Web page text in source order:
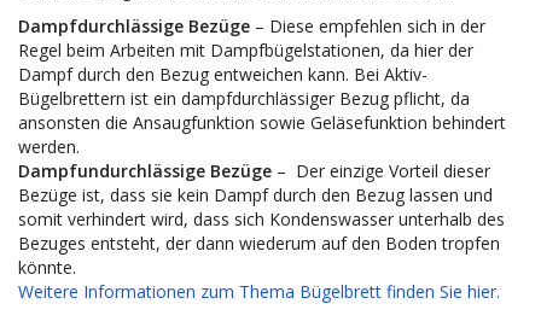
Dampfdurchlässige Bezüge – Diese empfehlen sich in der
Regel beim Arbeiten mit Dampfbügelstationen, da hier der
Dampf durch den Bezug entweichen kann. Bei Aktiv-
Bügelbrettern ist ein dampfdurchlässiger Bezug pflicht, da
ansonsten die Ansaugfunktion sowie Geläsefunktion behindert
werden.
Dampfundurchlässige Bezüge – Der einzige Vorteil dieser
Bezüge ist, dass sie kein Dampf durch den Bezug lassen und
somit verhindert wird, dass sich Kondenswasser unterhalb des
Bezuges entsteht, der dann wiederum auf den Boden tropfen
könnte.
Weitere Informationen zum Thema Bügelbrett finden Sie hier.